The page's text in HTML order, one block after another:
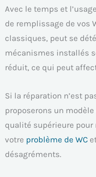
Avec le temps et
de remplissage de vos
classiques, peut se
mécanismes installés
réduit, ce qui peut
Si la réparation n’est
proposerons un
qualité supérieure pour
votre problème de WC
désagréments.